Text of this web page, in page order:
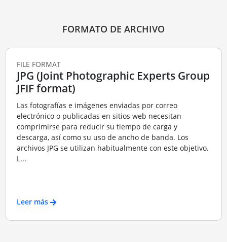
FORMATO DE ARCHIVO
FILE FORMAT
JPG (Joint Photographic Experts Group
JFIF format)
Las fotografías e imágenes enviadas por correo
electrónico o publicadas en sitios web necesitan
comprimirse para reducir su tiempo de carga y
descarga, así como su uso de ancho de banda. Los
archivos JPG se utilizan habitualmente con este objetivo.
L...
Leer más